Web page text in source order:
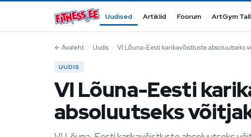
Uudised Artiklid Foorum ArtGym
← Avaleht / Uudis / VI Lõuna-Eesti karikavõistluste absoluutseks
UUDIS
VI Lõuna-Eesti
absoluutseks